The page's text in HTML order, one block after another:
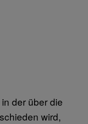
der über die
wird,